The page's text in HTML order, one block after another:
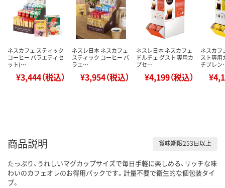
ネスカフェ スティック
コーヒー バラエティセ
ット(…
¥3,444（税込）
ネスレ日本 ネスカフェ
スティック コーヒー バ
ラエ…
¥3,954（税込）
ネスレ日本 ネスカフェ
ドルチェ グスト 専用カ
プセ…
¥4,199（税込）
ネスカフ
スト専用
チブレ
商品説明 賞味期限253日以上
たっぷり、うれしいマグカップサイズで毎日手軽に楽しめる、リッチな味
わいのカフェオレのお得用パックです。計量不要で衛生的な個包装タイ
プ。